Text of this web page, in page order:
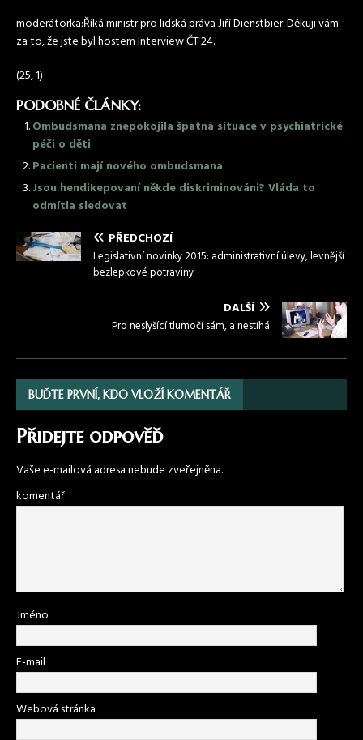
moderátorka:Říká ministr pro lidská práva Jiří Dienstbier. Děkuji vám
za to, že jste byl hostem Interview ČT 24.
(25, 1)
PODOBNÉ ČLÁNKY:
Ombudsmana znepokojila špatná situace v psychiatrické
péči o děti
Pacienti mají nového ombudsmana
Jsou hendikepovaní někde diskriminováni? Vláda to
odmítla sledovat
PŘEDCHOZÍ
Legislativní novinky 2015: administrativní úlevy, levnější
bezlepkové potraviny
DALŠÍ
Pro neslyšící tlumočí sám, a nestíhá
BUĎTE PRVNÍ, KDO VLOŽÍ KOMENTÁŘ
Přidejte odpověď
Vaše e-mailová adresa nebude zveřejněna.
komentář
Jméno
E-mail
Webová stránka